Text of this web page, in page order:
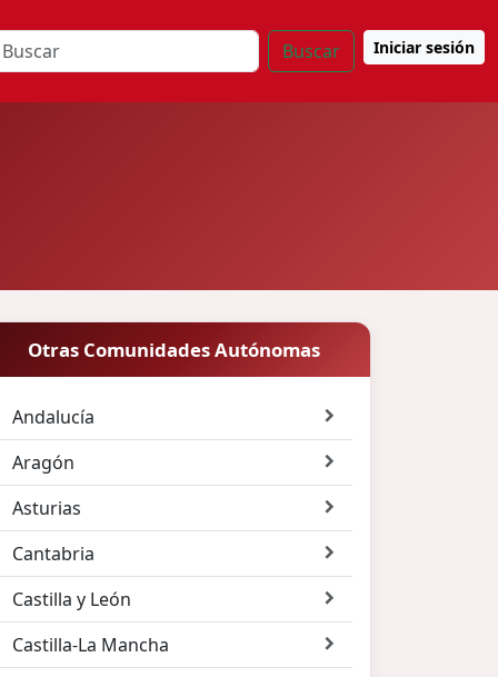
Buscar Iniciar sesión
Otras Comunidades Autónomas
Andalucía
Aragón
Asturias
Cantabria
Castilla y León
Castilla-La Mancha